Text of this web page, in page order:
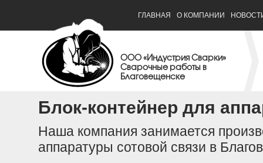
ГЛАВНАЯ О КОМПАНИИ
ООО «Индустрия Сварки»
Сварочные работы в
Благовещенске
Блок-контейнер для
Наша компания занимается
аппаратуры сотовой связи в